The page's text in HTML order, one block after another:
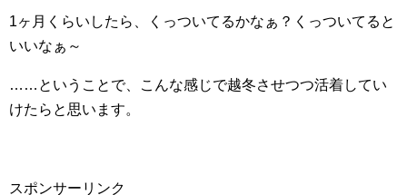
1ヶ月くらいしたら、くっついてるかなぁ？くっついてると
いいなぁ～
……ということで、こんな感じで越冬させつつ活着してい
けたらと思います。
スポンサーリンク